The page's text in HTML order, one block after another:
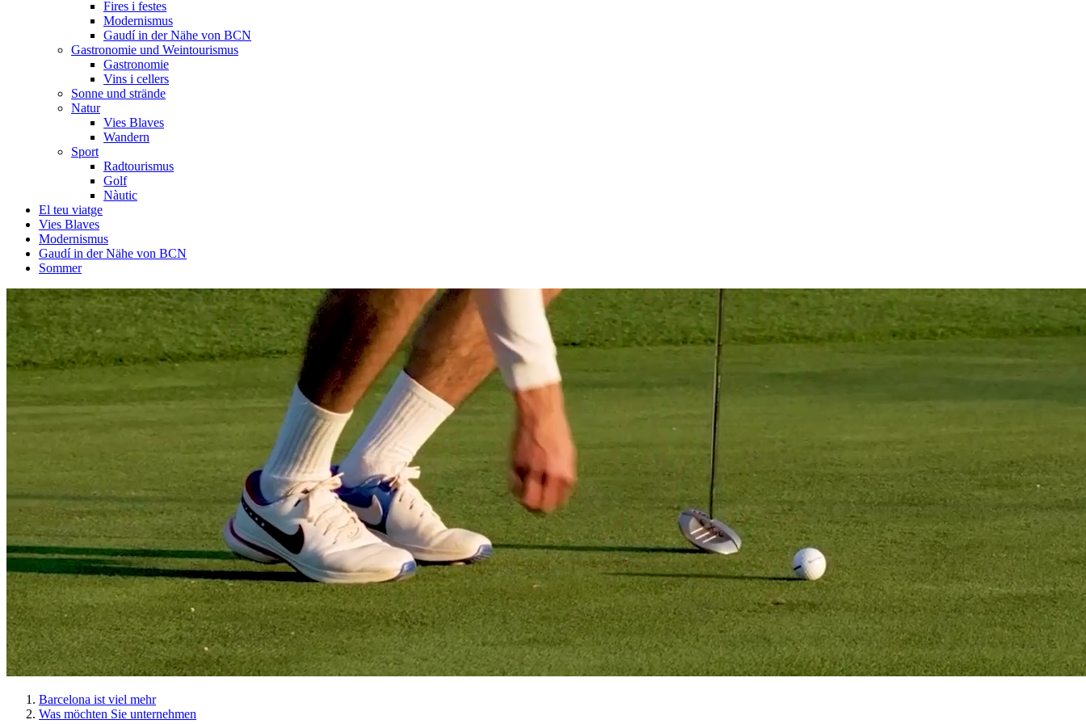
Fires i festes
Modernismus
Gaudí in der Nähe von BCN
Gastronomie und Weintourismus
Gastronomie
Vins i cellers
Sonne und strände
Natur
Vies Blaves
Wandern
Sport
Radtourismus
Golf
Nàutic
El teu viatge
Vies Blaves
Modernismus
Gaudí in der Nähe von BCN
Sommer
Barcelona ist viel mehr
Was möchten Sie unternehmen